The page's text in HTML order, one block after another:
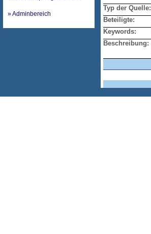
» Adminbereich
Typ der Quelle:
Beteiligte:
Keywords:
Beschreibung: